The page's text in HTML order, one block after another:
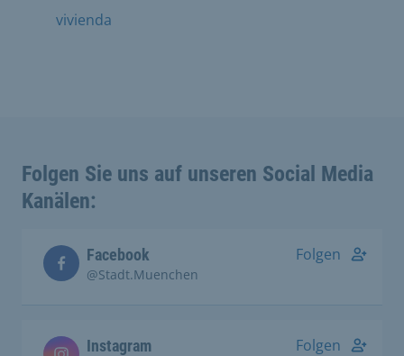
vivienda
Folgen Sie uns auf unseren Social Media
Kanälen:
Facebook
@Stadt.Muenchen
Folgen
Instagram Folgen